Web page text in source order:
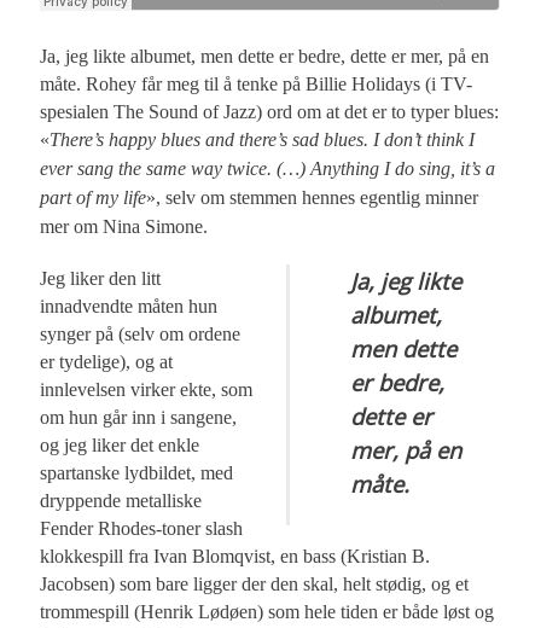
Ja, jeg likte albumet, men dette er bedre, dette er mer, på en
måte. Rohey får meg til å tenke på Billie Holidays (i TV-
spesialen The Sound of Jazz) ord om at det er to typer blues:
«There’s happy blues and there’s sad blues. I don’t think I
ever sang the same way twice. (…) Anything I do sing, it’s a
part of my life», selv om stemmen hennes egentlig minner
mer om Nina Simone.
Ja, jeg likte
albumet,
men dette
er bedre,
dette er
mer, på en
måte.
Jeg liker den litt
innadvendte måten hun
synger på (selv om ordene
er tydelige), og at
innlevelsen virker ekte, som
om hun går inn i sangene,
og jeg liker det enkle
spartanske lydbildet, med
dryppende metalliske
Fender Rhodes-toner slash
klokkespill fra Ivan Blomqvist, en bass (Kristian B.
Jacobsen) som bare ligger der den skal, helt stødig, og et
trommespill (Henrik Lødøen) som hele tiden er både løst og